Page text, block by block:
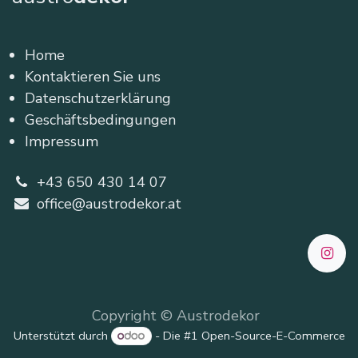
Home
Kontaktieren Sie uns
Datenschutzerklärung
Geschäftsbedingungen
Impressum
+43 650 430 14 07
office@austrodekor.at
Copyright © Austrodekor
Unterstützt durch - Die #1 Open-Source-E-Commerce